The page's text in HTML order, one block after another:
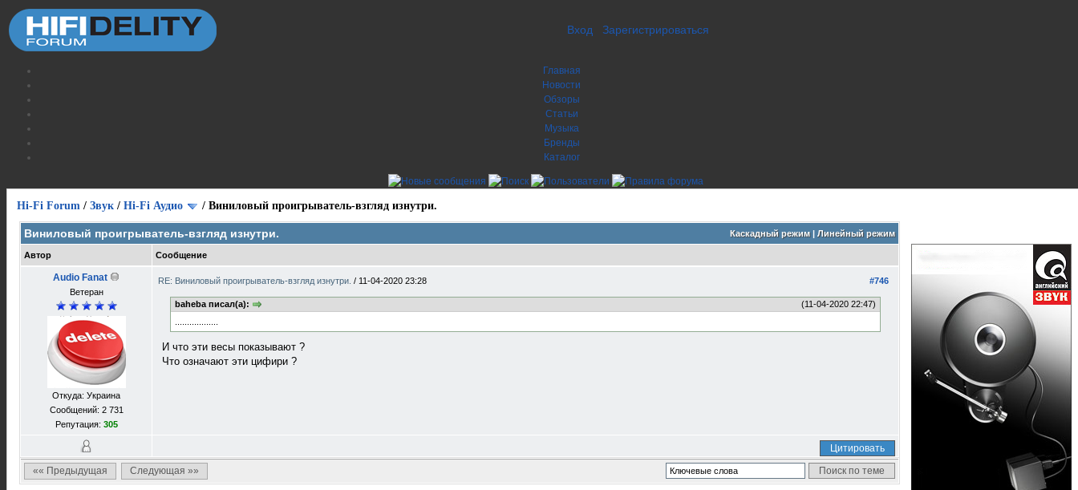
Вход Зарегистрироваться
Главная
Новости
Обзоры
Статьи
Музыка
Бренды
Каталог
Hi-Fi Forum / Звук / Hi-Fi Аудио / Виниловый проигрыватель-взгляд изнутри.
Каскадный режим| Линейный режим
Виниловый проигрыватель-взгляд изнутри.
Автор Сообщение
Audio Fanat
Ветеран
Откуда: Украина
Сообщений: 2 731
Репутация: 305
#746
RE: Виниловый проигрыватель-взгляд изнутри. / 11-04-2020 23:28
(11-04-2020 22:47)
baheba писал(а):
И что эти весы показывают ?
Что означают эти цифири ?
Цитировать
«« Предыдущая
Следующая »»